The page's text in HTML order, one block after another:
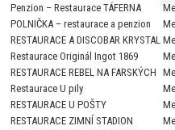
Penzion – Restaurace TÁFERNA
POLNIČKA – restaurace a penzion
RESTAURACE A DISCOBAR KRYSTAL
Restaurace Originál Ingot 1869
RESTAURACE REBEL NA FARSKÝCH
Restaurace U pily
RESTAURACE U POŠTY
RESTAURACE ZIMNÍ STADION